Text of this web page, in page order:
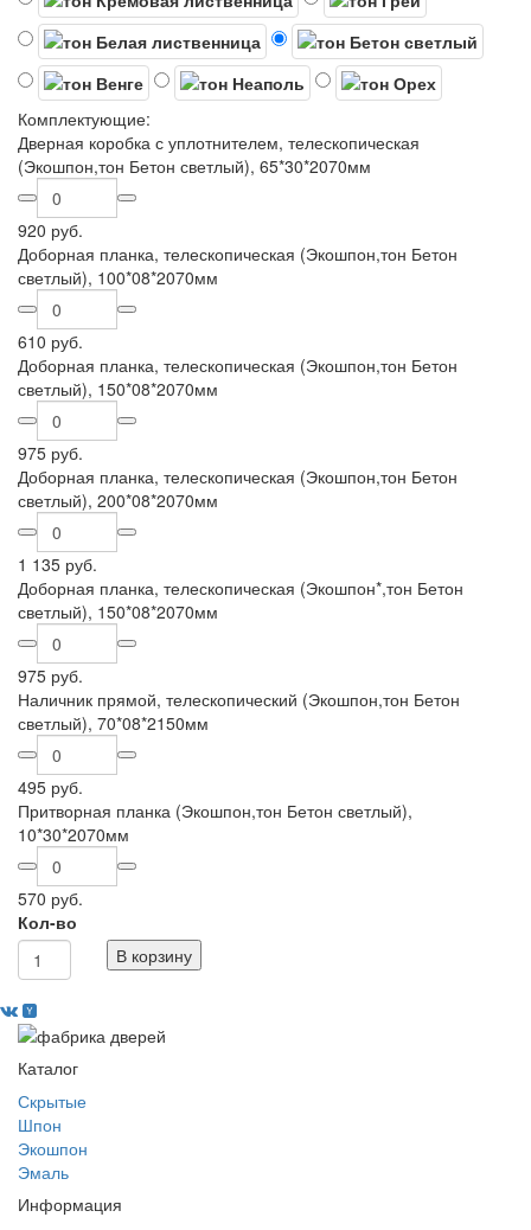
Комплектующие:
Дверная коробка с уплотнителем, телескопическая
(Экошпон,тон Бетон светлый), 65*30*2070мм
920 руб.
Доборная планка, телескопическая (Экошпон,тон Бетон
светлый), 100*08*2070мм
610 руб.
Доборная планка, телескопическая (Экошпон,тон Бетон
светлый), 150*08*2070мм
975 руб.
Доборная планка, телескопическая (Экошпон,тон Бетон
светлый), 200*08*2070мм
1 135 руб.
Доборная планка, телескопическая (Экошпон*,тон Бетон
светлый), 150*08*2070мм
975 руб.
Наличник прямой, телескопический (Экошпон,тон Бетон
светлый), 70*08*2150мм
495 руб.
Притворная планка (Экошпон,тон Бетон светлый),
10*30*2070мм
570 руб.
Кол-во
В корзину
Каталог
Скрытые
Шпон
Экошпон
Эмаль
Информация